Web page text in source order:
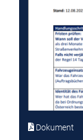
Dokument